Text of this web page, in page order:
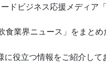
ドビジネス応援メディア「
食業界ニュース」をまとめ
役立つ情報をご紹介して